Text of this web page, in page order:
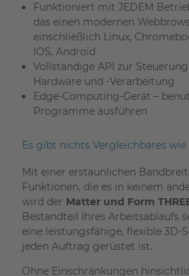
Funktioniert mit JEDEM
das einen modernen
einschließlich Linux,
IOS, Android
Vollständige API zur
Hardware und -Verarbeitung
Edge-Computing-Gerät –
Programme ausführen
Es gibt nichts Vergleichbares wie
Mit einer erstaunlichen
Funktionen, die es in keinem
wird der Matter und Form
Bestandteil Ihres Arbeitsablaufs
eine leistungsfähige, flexible 3D-
jeden Auftrag gerüstet ist.
Ohne Einschränkungen